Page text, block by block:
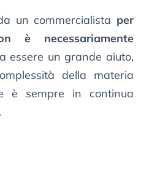
un commercialista per
è necessariamente
essere un grande aiuto,
della materia
è sempre in continua